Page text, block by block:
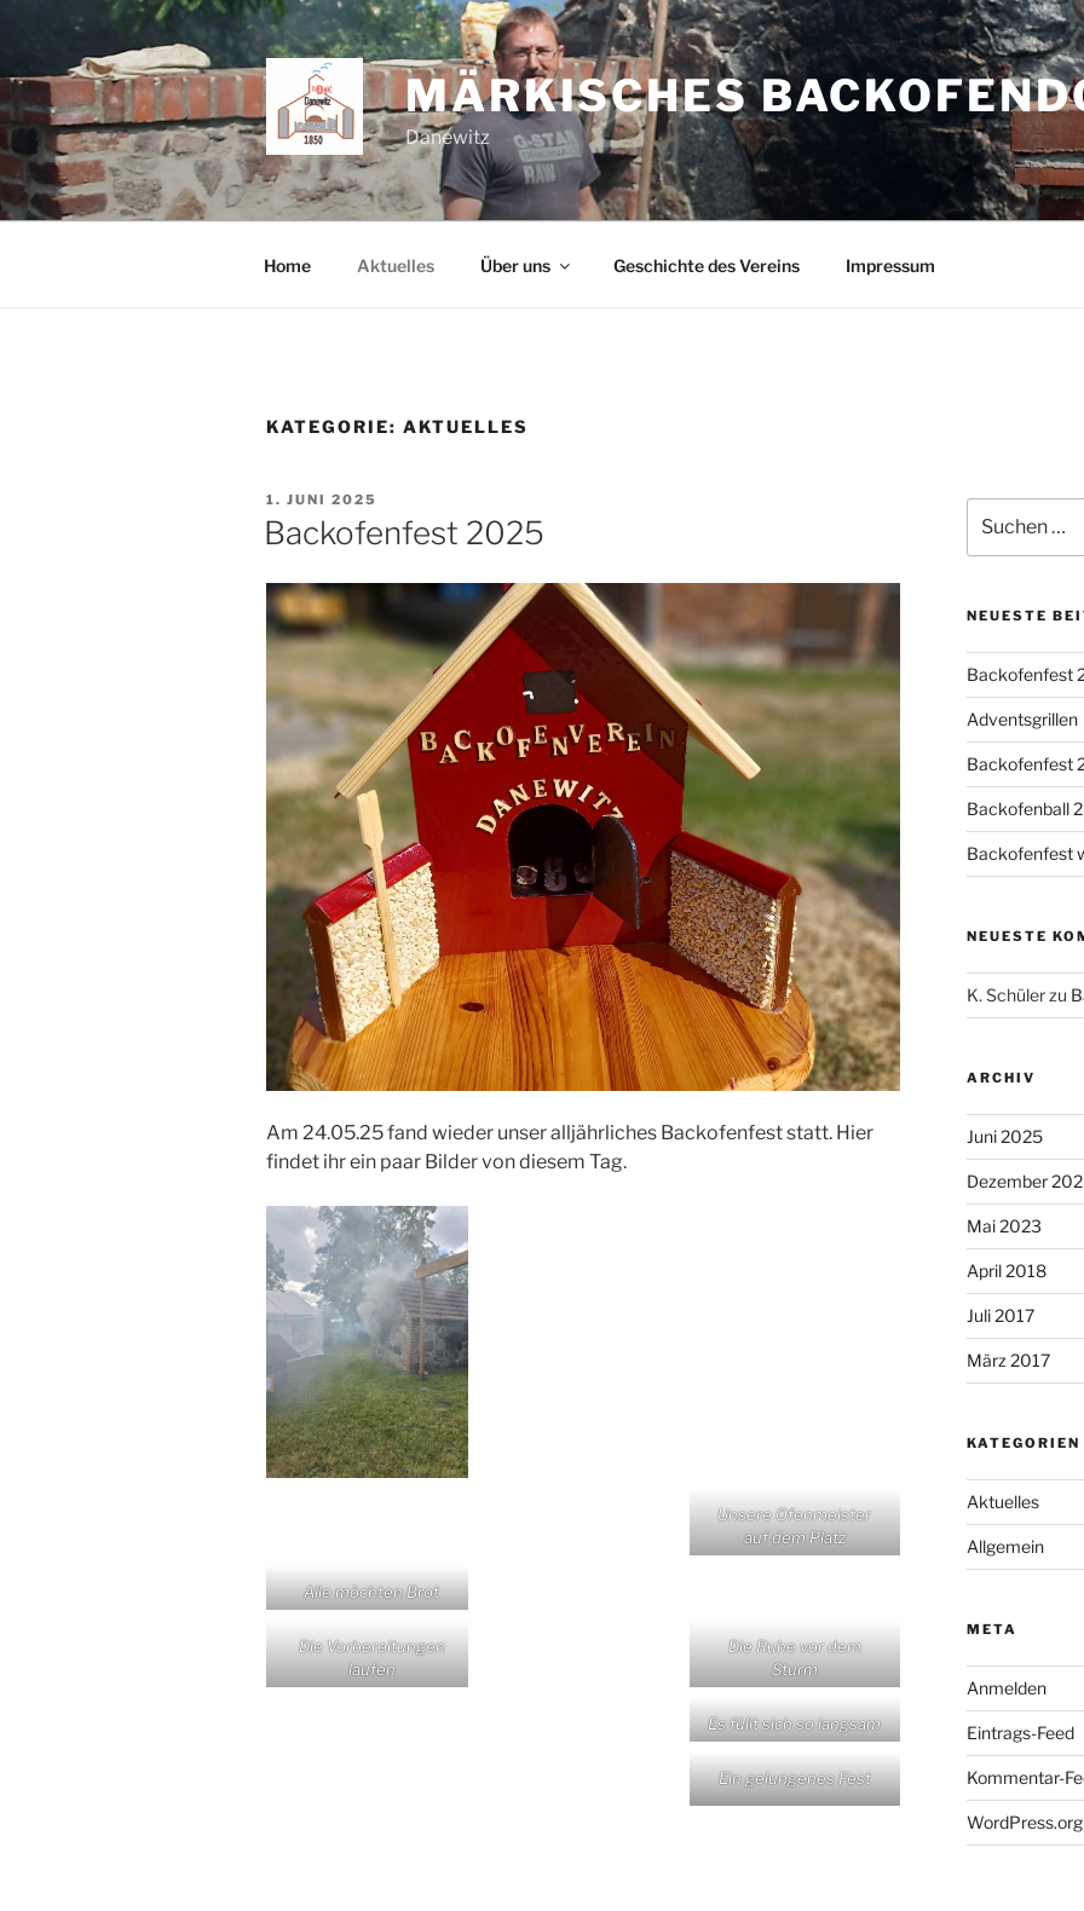
springen
MÄRKISCHES
Danewitz
Home Aktuelles Über uns Geschichte des Vereins Impressum
KATEGORIE: AKTUELLES
VERÖFFENTLICHT
AM
1. JUNI 2025
Backofenfest 2025
Am 24.05.25 fand wieder unser alljährliches Backofenfest statt. Hier
findet ihr ein paar Bilder von diesem Tag.
Unsere Ofenmeister
auf dem Platz
Alle möchten Brot
Die Vorbereitungen
laufen
Die Ruhe vor dem
Sturm
Es füllt sich so langsam
Ein gelungenes Fest
nach:
NEUESTE
Backofenfest
Adventsgrillen
Backofenfest
Backofenball
Backofenfest
NEUESTE
K. Schülerzu
ARCHIV
Juni 2025
Dezember
Mai 2023
April 2018
Juli 2017
März 2017
KATEGORIEN
Aktuelles
Allgemein
META
Anmelden
Eintrags-Feed
Kommentar-
WordPress.org